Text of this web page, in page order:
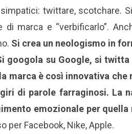
twittare, scotchare.
marca e “verbificarlo”.
Si crea un neologismo in
googola su Google, si
marca è così innovativa che
di parole farraginosi. La
emozionale per
per Facebook, Nike, Apple.